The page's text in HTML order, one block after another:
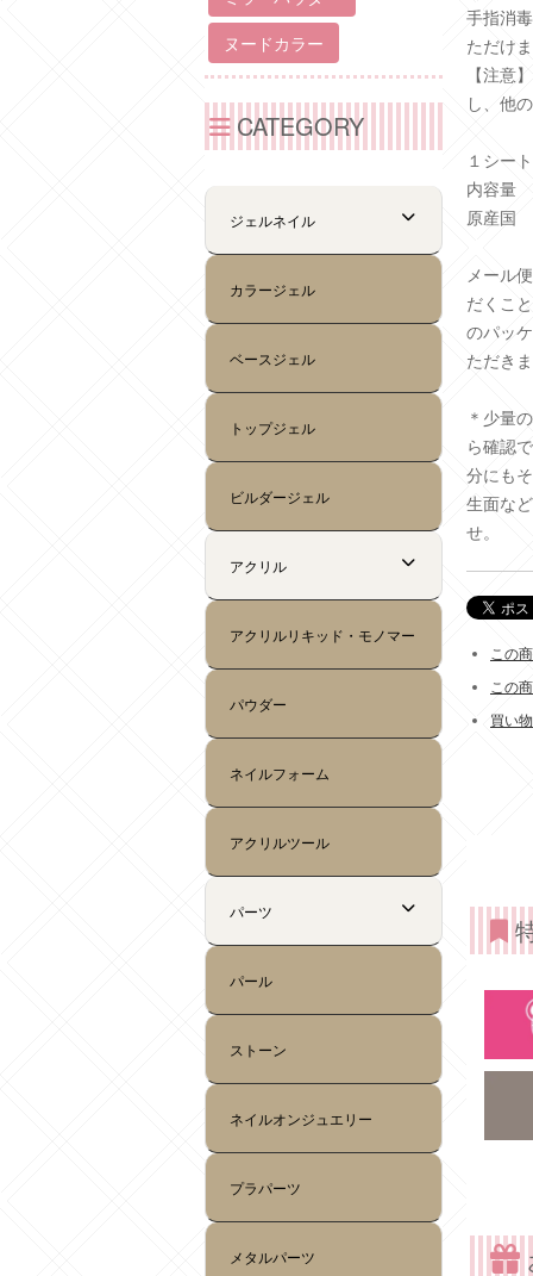
手指消
ただけ
【注意
し、他
１シー
内容量
原産国
メール
だくこ
のパッ
ただき
＊少量
ら確認
分にも
生面な
せ。
この
この
買い